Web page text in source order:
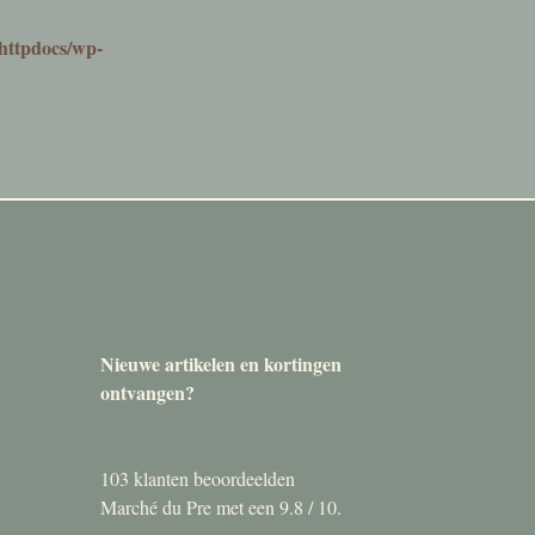
wp-
Nieuwe artikelen en kortingen
ontvangen?
103 klanten beoordeelden
Marché du Pre met een 9.8 / 10.